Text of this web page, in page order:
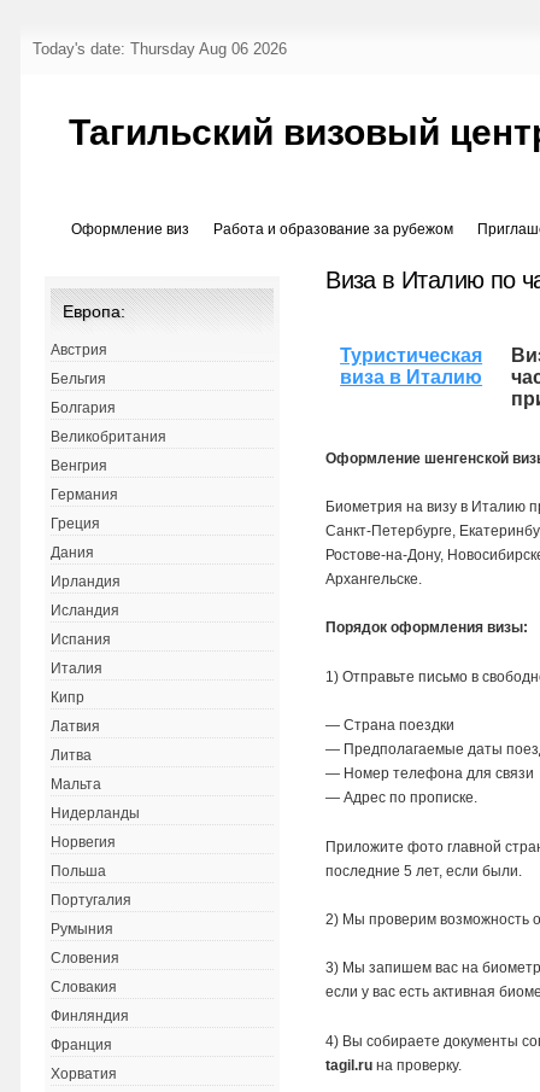
Today's date: Thursday Aug 06 2026
Тагильский визовый
Оформление виз Работа и образование за рубежом
Виза в Италию по
Туристическая
виза в Италию
Оформление шенгенской
Биометрия на визу в Италию
Санкт-Петербурге,
Ростове-на-Дону,
Архангельске.
Порядок оформления визы:
1) Отправьте письмо в
— Страна поездки
— Предполагаемые даты
— Номер телефона для связи
— Адрес по прописке.
Приложите фото главной
последние 5 лет, если были.
2) Мы проверим возможность
3) Мы запишем вас на
если у вас есть активная
4) Вы собираете документы
tagil.ru на проверку.
Европа:
Австрия
Бельгия
Болгария
Великобритания
Венгрия
Германия
Греция
Дания
Ирландия
Исландия
Испания
Италия
Кипр
Латвия
Литва
Мальта
Нидерланды
Норвегия
Польша
Португалия
Румыния
Словения
Словакия
Финляндия
Франция
Хорватия